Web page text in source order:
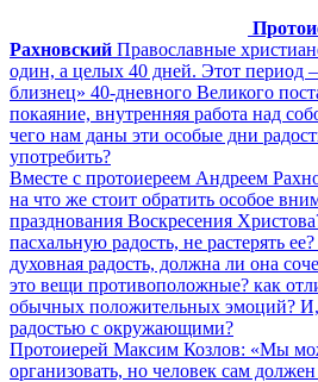
Рахновский Православные
один, а целых 40 дней. Этот период
близнец» 40-дневного Великого
покаяние, внутренняя работа над
чего нам даны эти особые дни
употребить?
Вместе с протоиереем Андреем
на что же стоит обратить особое
празднования Воскресения
пасхальную радость, не растерять
духовная радость, должна ли она
это вещи противоположные? как
обычных положительных эмоций? И,
радостью с окружающими?
Протоиерей Максим Козлов: «Мы
организовать, но человек сам